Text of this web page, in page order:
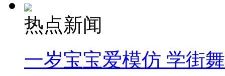
热点新闻
一岁宝宝爱模仿 学街